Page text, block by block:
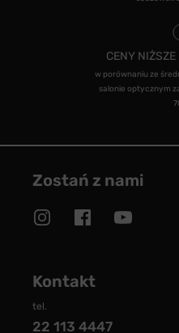
CENY
w porównaniu ze
salonie optycznym
Zostań z nami
Kontakt
tel.
22 113 4447